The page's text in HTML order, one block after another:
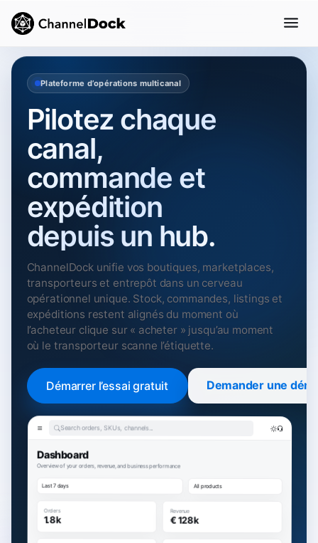
Plateforme d’opérations multicanal
Pilotez chaque
canal,
commande et
expédition
depuis un hub.
ChannelDock unifie vos boutiques, marketplaces,
transporteurs et entrepôt dans un cerveau
opérationnel unique. Stock, commandes, listings et
expéditions restent alignés du moment où
l’acheteur clique sur « acheter » jusqu’au moment
où le transporteur scanne l’étiquette.
Démarrer l’essai gratuit Demander une
Search orders, SKUs, channels...
Dashboard
Overview of your orders, revenue, and business performance
Last 7 days All products
Orders
1.8k
Revenue
€ 128k